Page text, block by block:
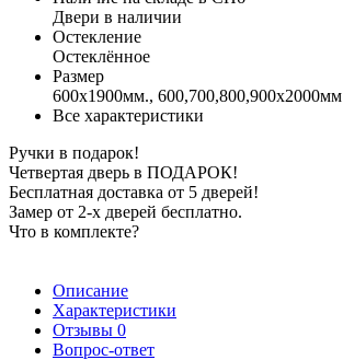
Двери в наличии
Остекление
Остеклённое
Размер
600x1900мм., 600,700,800,900х2000мм
Все характеристики
Ручки в подарок!
Четвертая дверь в ПОДАРОК!
Бесплатная доставка от 5 дверей!
Замер от 2-х дверей бесплатно.
Что в комплекте?
Описание
Характеристики
Отзывы 0
Вопрос-ответ